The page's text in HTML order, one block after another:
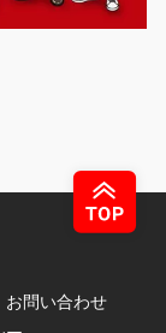
お問い合わせ